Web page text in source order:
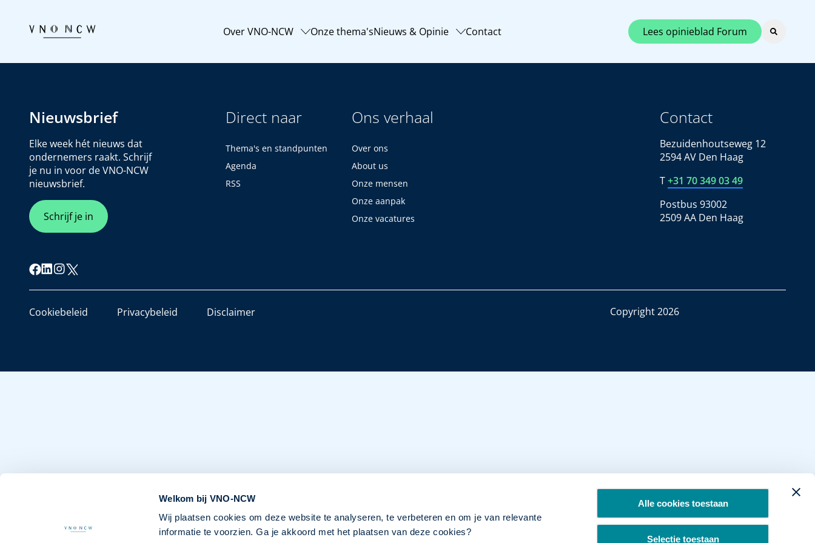
Welkom bij VNO-NCW
Wij plaatsen cookies om deze website te analyseren, te verbeteren en om je van relevante
informatie te voorzien. Ga je akkoord met het plaatsen van deze cookies?
Alle cookies toestaan
Selectie toestaan
Over VNO-NCW Onze thema'sNieuws & Opinie Contact Lees opinieblad Forum
Nieuwsbrief
Elke week hét nieuws dat
ondernemers raakt. Schrijf
je nu in voor de VNO-NCW
nieuwsbrief.
Schrijf je in
Direct naar
Thema's en standpunten
Agenda
RSS
Ons verhaal
Over ons
About us
Onze mensen
Onze aanpak
Onze vacatures
Contact
Bezuidenhoutseweg 12
2594 AV Den Haag
T+31 70 349 03 49
Postbus 93002
2509 AA Den Haag
Cookiebeleid Privacybeleid Disclaimer Copyright 2026